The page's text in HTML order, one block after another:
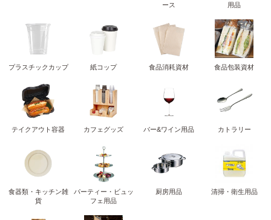
ース
用品
プラスチックカップ 紙コップ 食品消耗資材 食品包装資材
テイクアウト容器 カフェグッズ バー&ワイン用品 カトラリー
食器類・キッチン雑
貨
パーティー・ビュッ
フェ用品
厨房用品 清掃・衛生用品